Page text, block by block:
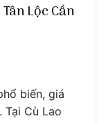
Lộc Cần
biến, giá
Cù Lao